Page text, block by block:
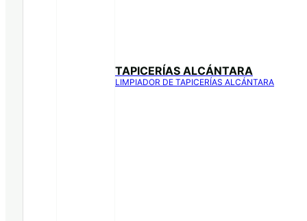
TAPICERÍAS ALCÁNTARA
LIMPIADOR DE TAPICERÍAS ALCÁNTARA